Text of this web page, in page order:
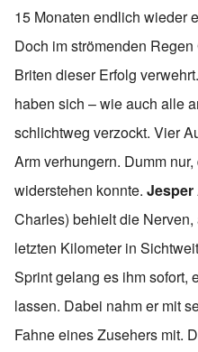
15 Monaten endlich wieder
Doch im strömenden
Briten dieser Erfolg
haben sich – wie auch alle
schlichtweg verzockt. Vier
Arm verhungern. Dumm
widerstehen konnte. Jesper
Charles) behielt die
letzten Kilometer in
Sprint gelang es ihm sofort,
lassen. Dabei nahm er mit
Fahne eines Zusehers mit.